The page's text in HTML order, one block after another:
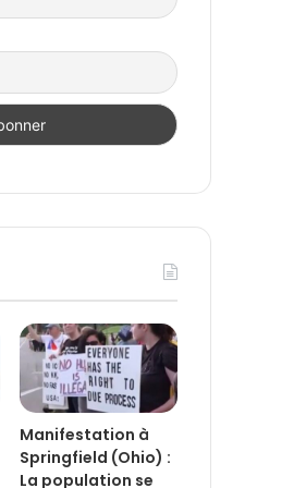
Manifestation à
Springfield (Ohio) :
La population se